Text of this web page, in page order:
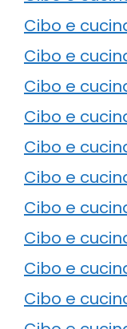
Cibo e
Cibo e
Cibo e
Cibo e
Cibo e
Cibo e
Cibo e
Cibo e
Cibo e
Cibo e